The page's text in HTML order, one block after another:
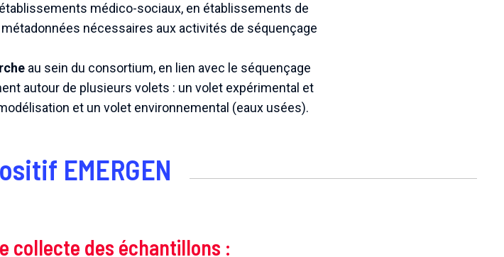
médico-sociaux, en établissements de
nécessaires aux activités de séquençage
au sein du consortium, en lien avec le séquençage
autour de plusieurs volets : un volet expérimental et
et un volet environnemental (eaux usées).
EMERGEN
collecte des échantillons :